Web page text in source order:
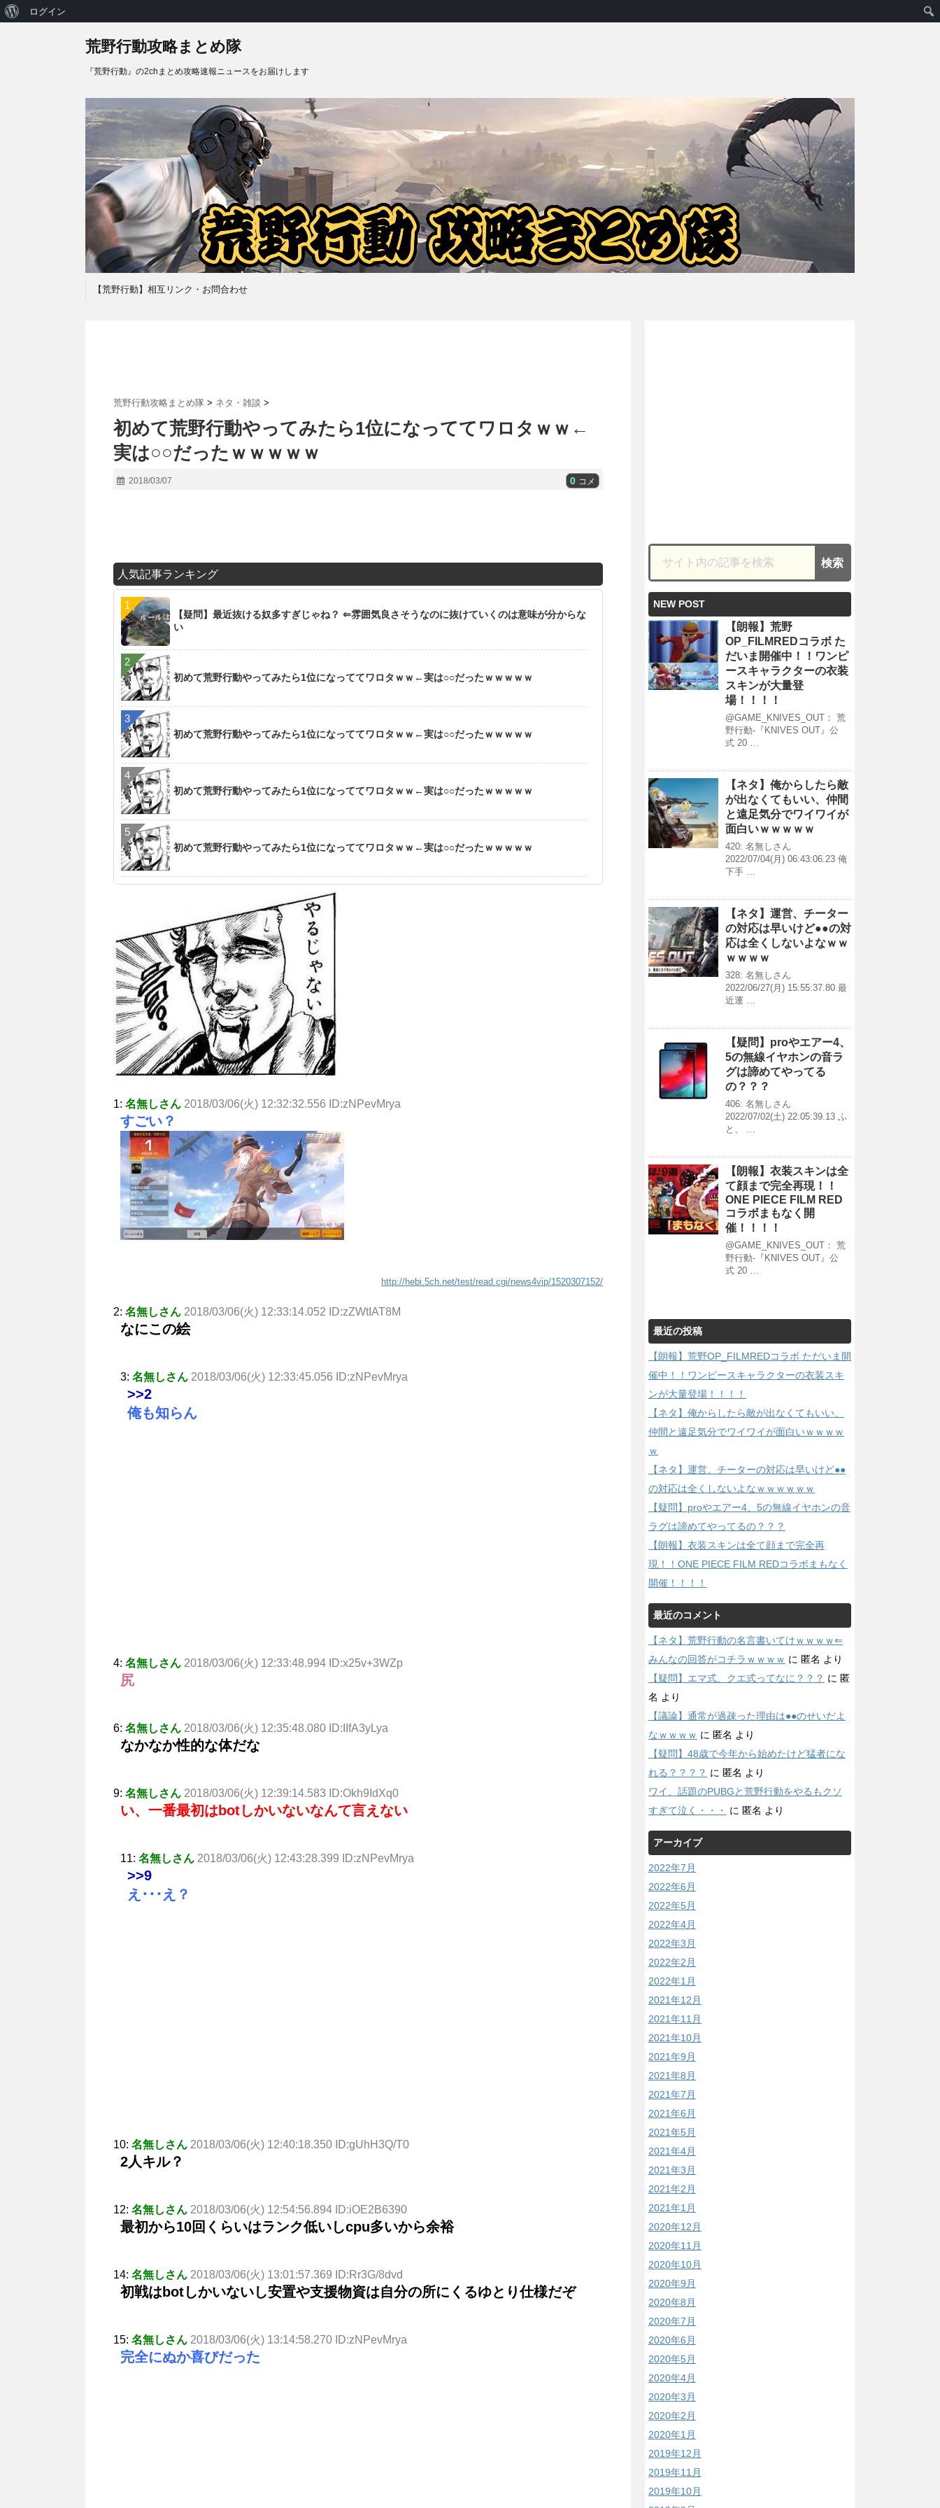
荒野行動攻略まとめ隊
『荒野行動』の2chまとめ攻略速報ニュースをお届けします
【荒野行動】相互リンク・お問合わせ
荒野行動攻略まとめ隊 > ネタ・雑談 >
初めて荒野行動やってみたら1位になっててワロタｗｗ←
実は○○だったｗｗｗｗｗ
2018/03/07 0 コメ
人気記事ランキング
【疑問】最近抜ける奴多すぎじゃね？ ⇐雰囲気良さそうなのに抜けていくのは意味が分からな
い
初めて荒野行動やってみたら1位になっててワロタｗｗ←実は○○だったｗｗｗｗｗ
初めて荒野行動やってみたら1位になっててワロタｗｗ←実は○○だったｗｗｗｗｗ
初めて荒野行動やってみたら1位になっててワロタｗｗ←実は○○だったｗｗｗｗｗ
初めて荒野行動やってみたら1位になっててワロタｗｗ←実は○○だったｗｗｗｗｗ
1: 名無しさん 2018/03/06(火) 12:32:32.556 ID:zNPevMrya
すごい？
http://hebi.5ch.net/test/read.cgi/news4vip/1520307152/
2: 名無しさん 2018/03/06(火) 12:33:14.052 ID:zZWtIAT8M
なにこの絵
3: 名無しさん 2018/03/06(火) 12:33:45.056 ID:zNPevMrya
>>2
俺も知らん
4: 名無しさん 2018/03/06(火) 12:33:48.994 ID:x25v+3WZp
尻
6: 名無しさん 2018/03/06(火) 12:35:48.080 ID:IIfA3yLya
なかなか性的な体だな
9: 名無しさん 2018/03/06(火) 12:39:14.583 ID:Okh9IdXq0
い、一番最初はbotしかいないなんて言えない
11: 名無しさん 2018/03/06(火) 12:43:28.399 ID:zNPevMrya
>>9
え･･･え？
10: 名無しさん 2018/03/06(火) 12:40:18.350 ID:gUhH3Q/T0
2人キル？
12: 名無しさん 2018/03/06(火) 12:54:56.894 ID:iOE2B6390
最初から10回くらいはランク低いしcpu多いから余裕
14: 名無しさん 2018/03/06(火) 13:01:57.369 ID:Rr3G/8dvd
初戦はbotしかいないし安置や支援物資は自分の所にくるゆとり仕様だぞ
15: 名無しさん 2018/03/06(火) 13:14:58.270 ID:zNPevMrya
完全にぬか喜びだった
NEW POST
【朗報】荒野
OP_FILMREDコラボ た
だいま開催中！！ワンピ
ースキャラクターの衣装
スキンが大量登
場！！！！
@GAME_KNIVES_OUT： 荒
野行動-『KNIVES OUT』公
式 20 …
【ネタ】俺からしたら敵
が出なくてもいい、仲間
と遠足気分でワイワイが
面白いｗｗｗｗｗ
420: 名無しさん
2022/07/04(月) 06:43:06.23 俺
下手 …
【ネタ】運営、チーター
の対応は早いけど●●の対
応は全くしないよなｗｗ
ｗｗｗｗ
328: 名無しさん
2022/06/27(月) 15:55:37.80 最
近運 …
【疑問】proやエアー4、
5の無線イヤホンの音ラ
グは諦めてやってる
の？？？
406: 名無しさん
2022/07/02(土) 22:05:39.13 ふ
と、 …
【朗報】衣装スキンは全
て顔まで完全再現！！
ONE PIECE FILM RED
コラボまもなく開
催！！！！
@GAME_KNIVES_OUT： 荒
野行動-『KNIVES OUT』公
式 20 …
最近の投稿
【朗報】荒野OP_FILMREDコラボ ただいま開
催中！！ワンピースキャラクターの衣装スキ
ンが大量登場！！！！
【ネタ】俺からしたら敵が出なくてもいい、
仲間と遠足気分でワイワイが面白いｗｗｗｗ
ｗ
【ネタ】運営、チーターの対応は早いけど●●
の対応は全くしないよなｗｗｗｗｗｗ
【疑問】proやエアー4、5の無線イヤホンの音
ラグは諦めてやってるの？？？
【朗報】衣装スキンは全て顔まで完全再
現！！ONE PIECE FILM REDコラボまもなく
開催！！！！
最近のコメント
【ネタ】荒野行動の名言書いてけｗｗｗｗ⇐
みんなの回答がコチラｗｗｗｗ に 匿名 より
【疑問】エマ式、クエ式ってなに？？？ に 匿
名 より
【議論】通常が過疎った理由は●●のせいだよ
なｗｗｗｗ に 匿名 より
【疑問】48歳で今年から始めたけど猛者にな
れる？？？？ に 匿名 より
ワイ、話題のPUBGと荒野行動をやるもクソ
すぎて泣く・・・
に 匿名 より
アーカイブ
2022年7月
2022年6月
2022年5月
2022年4月
2022年3月
2022年2月
2022年1月
2021年12月
2021年11月
2021年10月
2021年9月
2021年8月
2021年7月
2021年6月
2021年5月
2021年4月
2021年3月
2021年2月
2021年1月
2020年12月
2020年11月
2020年10月
2020年9月
2020年8月
2020年7月
2020年6月
2020年5月
2020年4月
2020年3月
2020年2月
2020年1月
2019年12月
2019年11月
2019年10月
WordPress
ログイン